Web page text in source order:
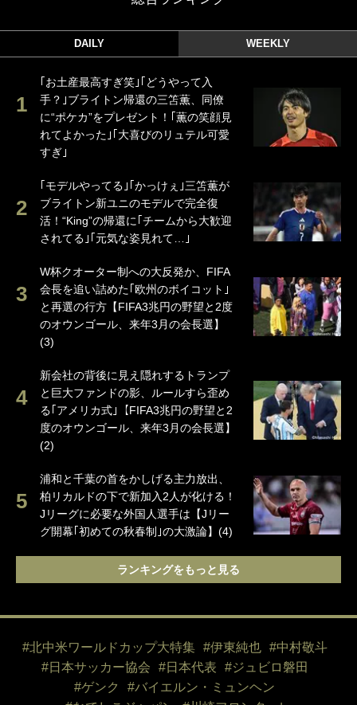
DAILY WEEKLY
｢お土産最高すぎ笑｣｢どうやって入
手？｣ブライトン帰還の三笘薫、同僚
に“ポケカ”をプレゼント！｢薫の笑顔見
れてよかった｣｢大喜びのリュテル可愛
すぎ｣
｢モデルやってる｣｢かっけぇ｣三笘薫が
ブライトン新ユニのモデルで完全復
活！“King”の帰還に｢チームから大歓迎
されてる｣｢元気な姿見れて…｣
W杯クオーター制への大反発か、FIFA
会長を追い詰めた｢欧州のボイコット｣
と再選の行方【FIFA3兆円の野望と2度
のオウンゴール、来年3月の会長選】
(3)
新会社の背後に見え隠れするトランプ
と巨大ファンドの影、ルールすら歪め
る｢アメリカ式｣【FIFA3兆円の野望と2
度のオウンゴール、来年3月の会長選】
(2)
浦和と千葉の首をかしげる主力放出、
柏リカルドの下で新加入2人が化ける！
Jリーグに必要な外国人選手は【Jリー
グ開幕｢初めての秋春制｣の大激論】(4)
ランキングをもっと見る
#北中米ワールドカップ大特集 #伊東純也
#中村敬斗
#日本サッカー協会
#日本代表
#ジュビロ磐田
#ゲンク
#バイエルン・ミュンヘン